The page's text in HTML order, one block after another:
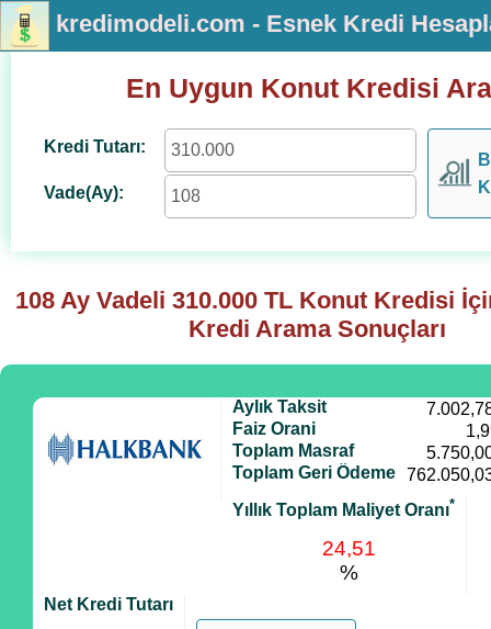
kredimodeli.com - Esnek Kredi
En Uygun Konut Kredisi
Kredi Tutarı:
Vade(Ay):
108 Ay Vadeli310.000 TL Konut Kredisi
Kredi Arama Sonuçları
Aylık Taksit
Faiz Orani
Toplam Masraf
Toplam Geri Ödeme
Yıllık Toplam Maliyet Oranı*
24,51
%
Net Kredi Tutarı